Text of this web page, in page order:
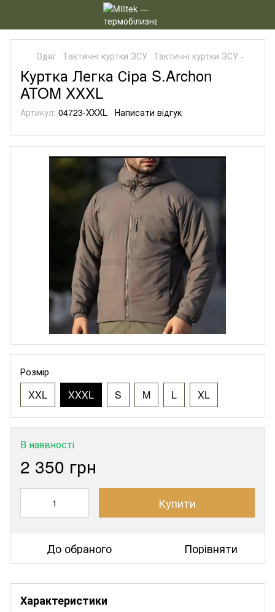
Одяг Тактичні куртки ЗСУ Тактичні куртки ЗСУ -
Куртка Легка Сіра S.Archon
ATOM XXXL
Артикул: 04723-XXXL Написати відгук
Розмір
XXL XXXL S M L XL
В наявності
2 350 грн
Купити
До обраного Порівняти
Характеристики